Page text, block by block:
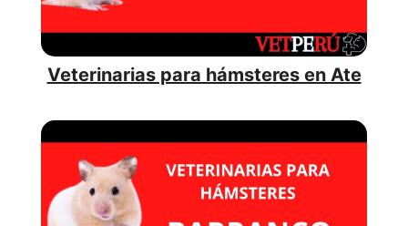
Veterinarias para hámsteres en Ate